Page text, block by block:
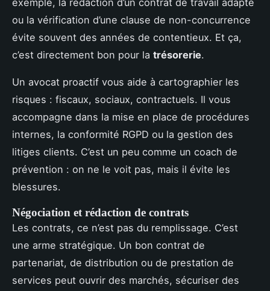
exemple, la rédaction d’un contrat de travail adapté
ou la vérification d’une clause de non-concurrence
évite souvent des années de contentieux. Et ça,
c’est directement bon pour la trésorerie.
Un avocat proactif vous aide à cartographier les
risques : fiscaux, sociaux, contractuels. Il vous
accompagne dans la mise en place de procédures
internes, la conformité RGPD ou la gestion des
litiges clients. C’est un peu comme un coach de
prévention : on ne le voit pas, mais il évite les
blessures.
Négociation et rédaction de contrats
Les contrats, ce n’est pas du remplissage. C’est
une arme stratégique. Un bon contrat de
partenariat, de distribution ou de prestation de
services peut ouvrir des marchés, sécuriser des